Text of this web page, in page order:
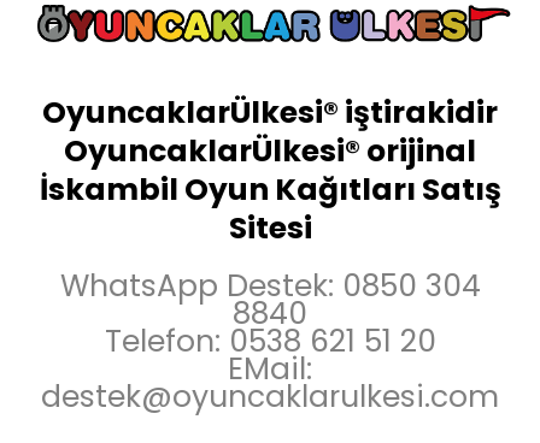
OyuncaklarÜlkesi® iştirakidir
OyuncaklarÜlkesi® orijinal
İskambil Oyun Kağıtları Satış
Sitesi
WhatsApp Destek: 0850 304
8840
Telefon: 0538 621 51 20
EMail:
destek@oyuncaklarulkesi.com